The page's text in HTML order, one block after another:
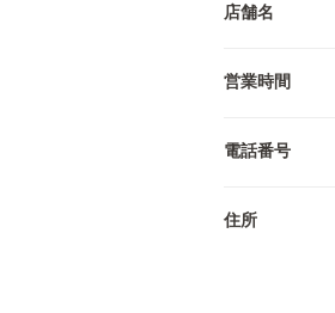
店舗名
営業時間
電話番号
住所